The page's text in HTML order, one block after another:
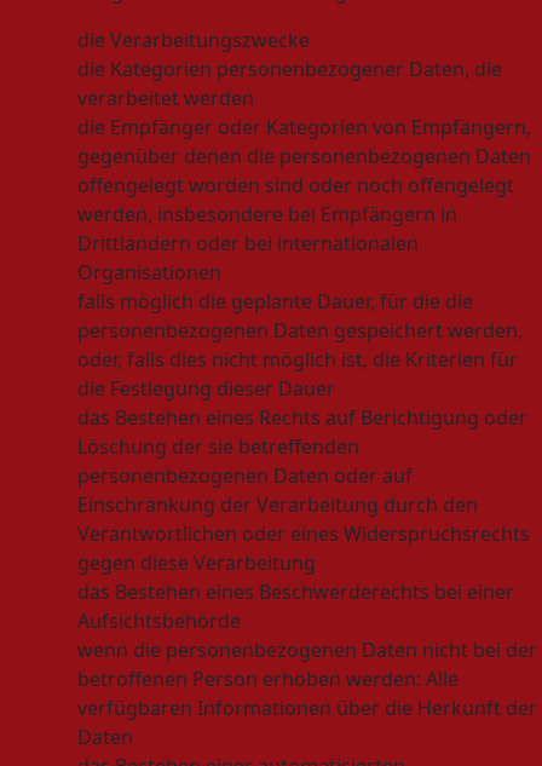
die Verarbeitungszwecke
die Kategorien personenbezogener Daten, die
verarbeitet werden
die Empfänger oder Kategorien von Empfängern,
gegenüber denen die personenbezogenen Daten
offengelegt worden sind oder noch offengelegt
werden, insbesondere bei Empfängern in
Drittländern oder bei internationalen
Organisationen
falls möglich die geplante Dauer, für die die
personenbezogenen Daten gespeichert werden,
oder, falls dies nicht möglich ist, die Kriterien für
die Festlegung dieser Dauer
das Bestehen eines Rechts auf Berichtigung oder
Löschung der sie betreffenden
personenbezogenen Daten oder auf
Einschränkung der Verarbeitung durch den
Verantwortlichen oder eines Widerspruchsrechts
gegen diese Verarbeitung
das Bestehen eines Beschwerderechts bei einer
Aufsichtsbehörde
wenn die personenbezogenen Daten nicht bei der
betroffenen Person erhoben werden: Alle
verfügbaren Informationen über die Herkunft der
Daten